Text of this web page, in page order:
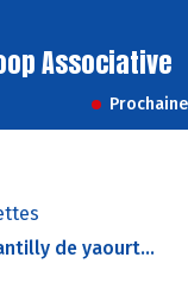
Associative
de yaourt...